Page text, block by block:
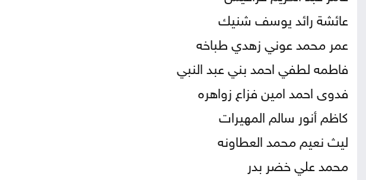
عائشة رائد يوسف شنيك
عمر محمد عوني زهدي طباخه
فاطمه لطفي احمد بني عبد النبي
فدوى احمد امين فزاع زواهره
كاظم أنور سالم المهيرات
ليث نعيم محمد العطاونه
محمد علي خضر بدر